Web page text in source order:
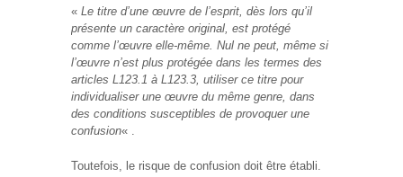
« Le titre d’une œuvre de l’esprit, dès lors qu’il
présente un caractère original, est protégé
comme l’œuvre elle-même. Nul ne peut, même si
l’œuvre n’est plus protégée dans les termes des
articles L123.1 à L123.3, utiliser ce titre pour
individualiser une œuvre du même genre, dans
des conditions susceptibles de provoquer une
confusion« .
Toutefois, le risque de confusion doit être établi.